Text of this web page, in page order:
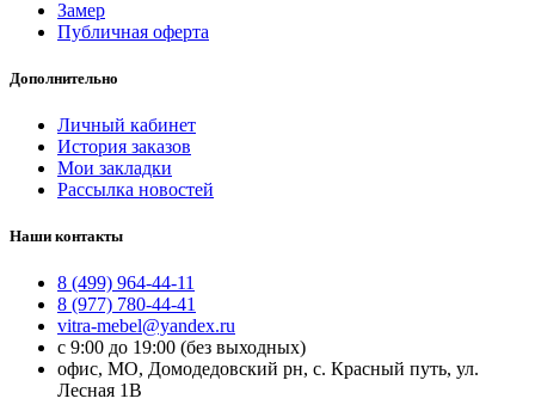
Замер
Публичная оферта
Дополнительно
Личный кабинет
История заказов
Мои закладки
Рассылка новостей
Наши контакты
8 (499) 964-44-11
8 (977) 780-44-41
vitra-mebel@yandex.ru
с 9:00 до 19:00 (без выходных)
офис, МО, Домодедовский рн, с. Красный путь, ул.
Лесная 1В